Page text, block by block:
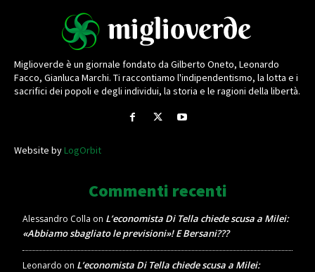
Miglioverde è un giornale fondato da Gilberto Oneto, Leonardo
Facco, Gianluca Marchi. Ti raccontiamo l'indipendentismo, la lotta e i
sacrifici dei popoli e degli individui, la storia e le ragioni della libertà.
Website byLogOrbit
Commenti recenti
Alessandro Colla on L’economista Di Tella chiede scusa a Milei:
«Abbiamo sbagliato le previsioni»! E Bersani???
Leonardo on L’economista Di Tella chiede scusa a Milei: